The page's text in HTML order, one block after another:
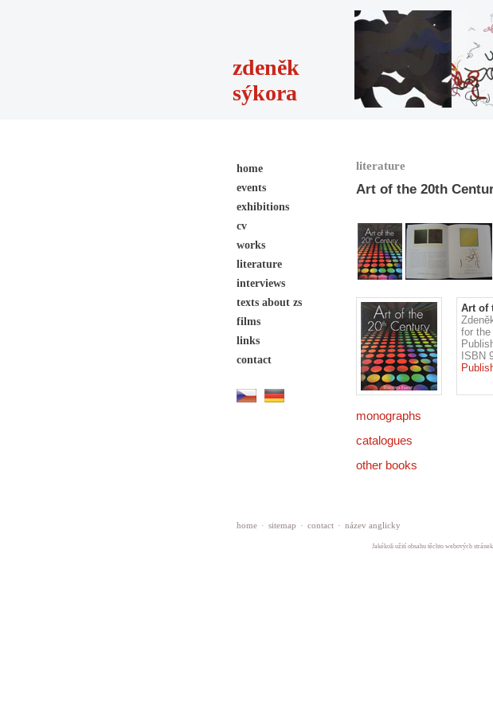
zdeněk
sýkora
home
events
exhibitions
cv
works
literature
interviews
texts about zs
films
links
contact
literature
Art of the 20th
Art of
for the
ISBN
monographs
catalogues
other books
home · sitemap · contact · název anglicky
Jakékoli užití obsahu těchto webových